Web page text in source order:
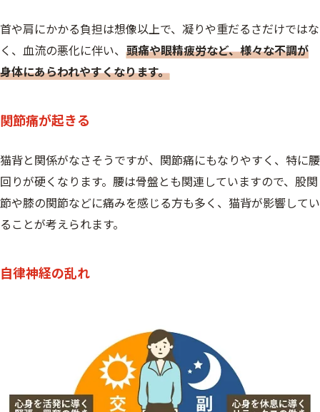
首や肩にかかる負担は想像以上で、凝りや重だるさだけではな
く、血流の悪化に伴い、 頭痛や眼精疲労など、様々な不調が
身体にあらわれやすくなります。
関節痛が起きる
猫背と関係がなさそうですが、関節痛にもなりやすく、特に腰
回りが硬くなります。腰は骨盤とも関連していますので、股関
節や膝の関節などに痛みを感じる方も多く、猫背が影響してい
ることが考えられます。
自律神経の乱れ